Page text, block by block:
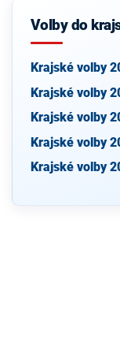
Volby do
Krajské volby
Krajské volby
Krajské volby
Krajské volby
Krajské volby